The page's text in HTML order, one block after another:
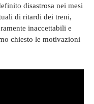
disastrosa nei mesi
di ritardi dei treni,
inaccettabili e
chiesto le motivazioni